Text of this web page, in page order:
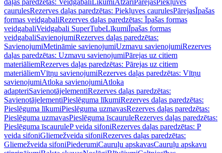
daļas paredzētas: Veidgabali LīkumiAtzari PārejasPiekļuves
caurulesRezerves daļas paredzētas: Piekļuves caurulesPārejasĪpašas
formas veidgabaliRezerves daļas paredzētas: Īpašas formas
veidgabaliVeidgabali SuperTubeLīkumiĪpašas formas
veidgabaliSavienojumiRezerves daļas paredzētas:
SavienojumiMetināmie savienojumiUzmavu savienojumiRezerves
daļas paredzētas: Uzmavu savienojumiPārejas uz citiem
materiāliemRezerves daļas paredzētas: Pārejas uz citiem
materiāliemVītņu savienojumiRezerves daļas paredzētas: Vītņu
savienojumiAtloka savienojumiAtloka
adapteriSavienotājelementiRezerves daļas paredzētas:
SavienotājelementiPieslēguma līkumiRezerves daļas paredzētas:
Pieslēguma līkumiPieslēguma uzmavasRezerves daļas paredzētas:
Pieslēguma uzmavasPieslēguma īscauruleRezerves daļas paredzētas:
Pieslēguma īscauruleP veida sifoniRezerves daļas paredzētas: P
veida sifoniGliemežveida sifoniRezerves daļas paredzētas:
Gliemežveida sifoniPiederumiCauruļu apskavasCauruļu apskavu